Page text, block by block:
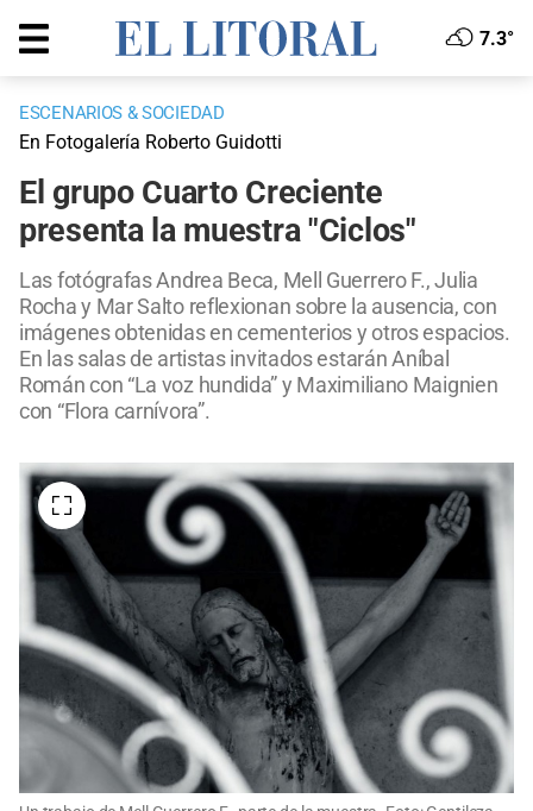
7.3°
ESCENARIOS & SOCIEDAD
En Fotogalería Roberto Guidotti
El grupo Cuarto Creciente
presenta la muestra "Ciclos"
Las fotógrafas Andrea Beca, Mell Guerrero F., Julia
Rocha y Mar Salto reflexionan sobre la ausencia, con
imágenes obtenidas en cementerios y otros espacios.
En las salas de artistas invitados estarán Aníbal
Román con “La voz hundida” y Maximiliano Maignien
con “Flora carnívora”.